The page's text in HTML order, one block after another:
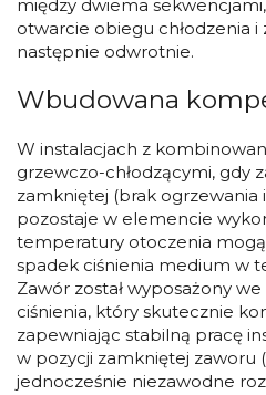
między dwiema
otwarcie obiegu chłodzenia
następnie odwrotnie.
Wbudowana
W instalacjach z
grzewczo-chłodzącymi, gdy
zamkniętej (brak ogrzewania
pozostaje w elemencie
temperatury otoczenia
spadek ciśnienia medium w
Zawór został wyposażony
ciśnienia, który skutecznie
zapewniając stabilną pracę
w pozycji zamkniętej zaworu
jednocześnie niezawodne